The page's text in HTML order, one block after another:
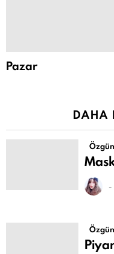
Pazar
DAHA
-